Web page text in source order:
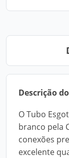
Descrição
O Tubo
branco pela
conexões
excelente